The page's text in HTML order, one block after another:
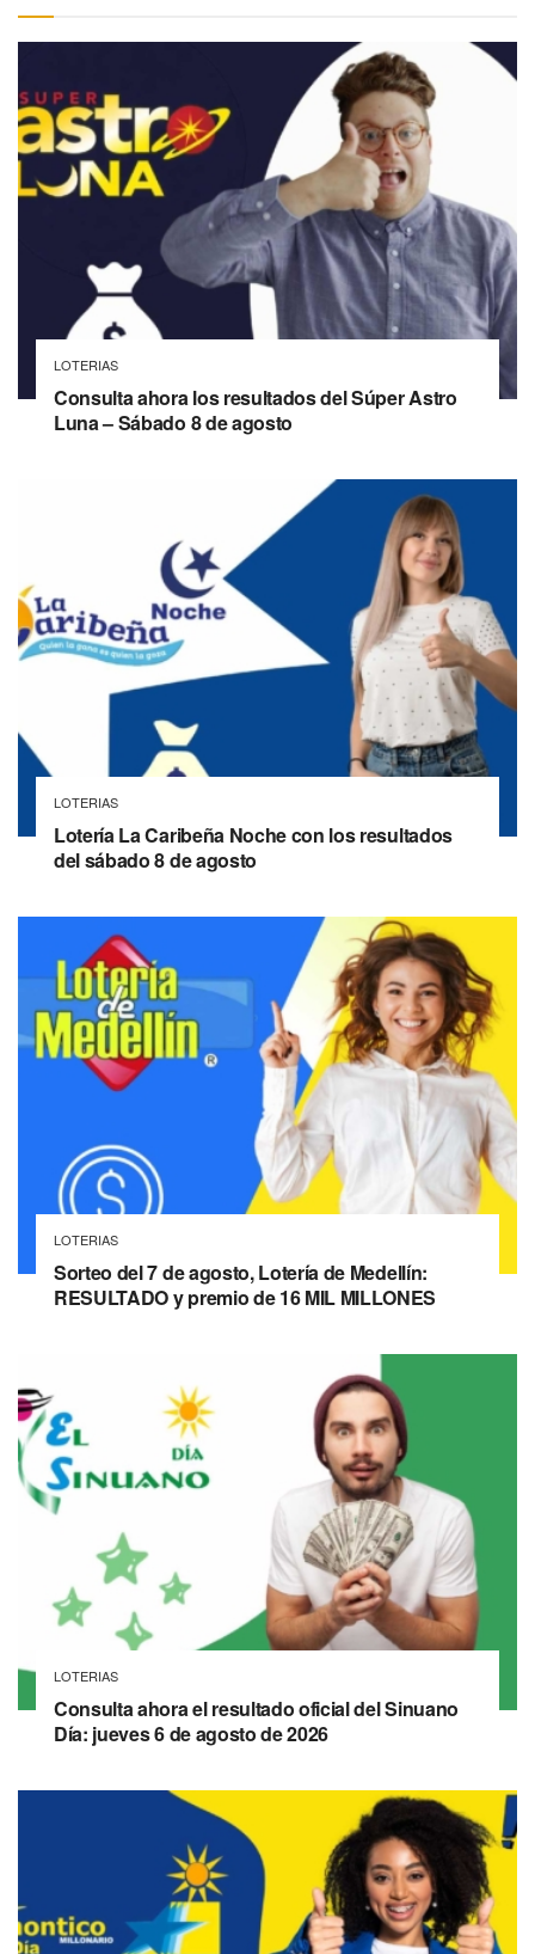
LOTERIAS
Consulta ahora los resultados del Súper Astro
Luna – Sábado 8 de agosto
LOTERIAS
Lotería La Caribeña Noche con los resultados
del sábado 8 de agosto
LOTERIAS
Sorteo del 7 de agosto, Lotería de Medellín:
RESULTADO y premio de 16 MIL MILLONES
LOTERIAS
Consulta ahora el resultado oficial del Sinuano
Día: jueves 6 de agosto de 2026